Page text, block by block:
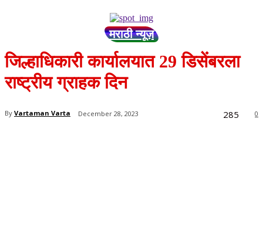
मराठी न्यूज़
जिल्हाधिकारी कार्यालयात 29 डिसेंबरला
राष्ट्रीय ग्राहक दिन
By Vartaman Varta December 28, 2023 0
285